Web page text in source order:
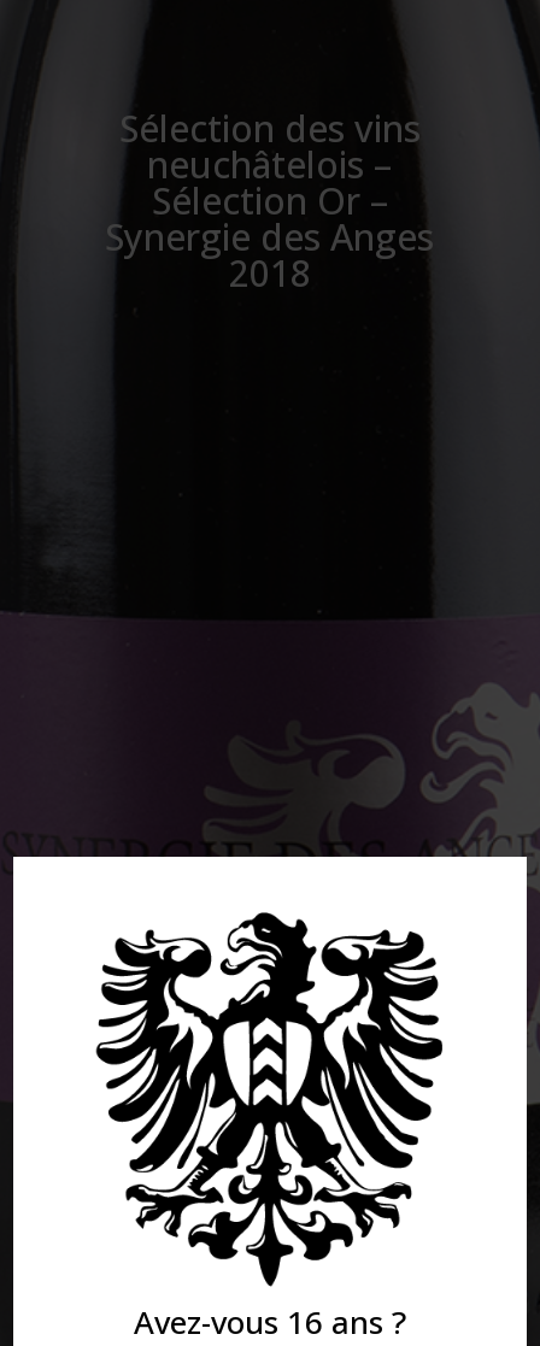
Avez-vous 16 ans ?
Sélection des vins
neuchâtelois –
Sélection Or –
Synergie des Anges
2018